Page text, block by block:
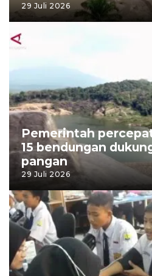
29 Juli 2026
Pemerintah
15 bendungan
pangan
29 Juli 2026